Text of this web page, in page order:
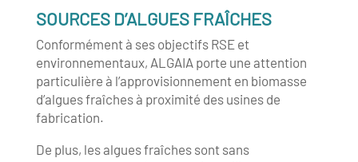
SOURCES D’ALGUES FRAÎCHES
Conformément à ses objectifs RSE et
environnementaux, ALGAIA porte une attention
particulière à l’approvisionnement en biomasse
d’algues fraîches à proximité des usines de
fabrication.
De plus, les algues fraîches sont sans